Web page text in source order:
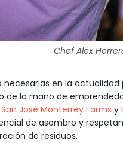
Chef Alex
necesarias en la
de la mano de
San José Monterrey Farms y
de asombro y
de residuos.